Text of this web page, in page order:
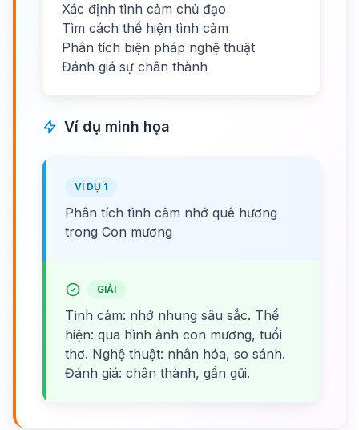
Xác định tình cảm chủ đạo
Tìm cách thể hiện tình cảm
Phân tích biện pháp nghệ thuật
Đánh giá sự chân thành
Ví dụ minh họa
VÍ DỤ 1
Phân tích tình cảm nhớ quê hương
trong Con mương
GIẢI
Tình cảm: nhớ nhung sâu sắc. Thể
hiện: qua hình ảnh con mương, tuổi
thơ. Nghệ thuật: nhân hóa, so sánh.
Đánh giá: chân thành, gần gũi.